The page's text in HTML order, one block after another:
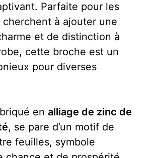
Parfaite pour les
cherchent à ajouter une
et de distinction à
cette broche est un
pour diverses
en alliage de zinc de
, se pare d’un motif de
feuilles, symbole